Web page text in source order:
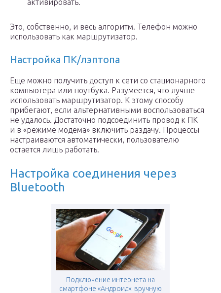
активировать.
Это, собственно, и весь алгоритм. Телефон можно
использовать как маршрутизатор.
Настройка ПК/лэптопа
Еще можно получить доступ к сети со стационарного
компьютера или ноутбука. Разумеется, что лучше
использовать маршрутизатор. К этому способу
прибегают, если альтернативными воспользоваться
не удалось. Достаточно подсоединить провод к ПК
и в «режиме модема» включить раздачу. Процессы
настраиваются автоматически, пользователю
остается лишь работать.
Настройка соединения через
Bluetooth
Подключение интернета на
смартфоне «Андроид»: вручную